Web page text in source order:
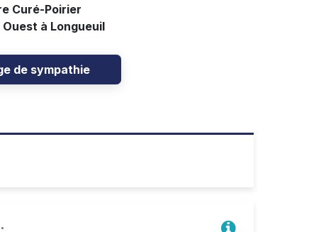
Curé-Poirier
à Longueuil
de sympathie